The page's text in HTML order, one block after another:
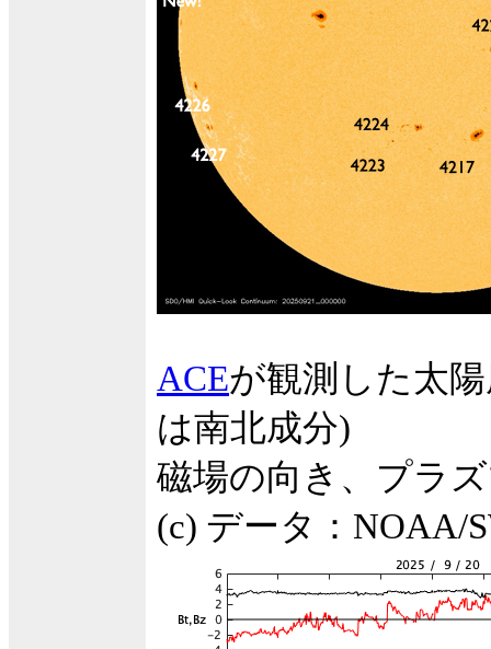
ACEが観測した太
は南北成分)
磁場の向き、プラ
(c) データ：NOAA/